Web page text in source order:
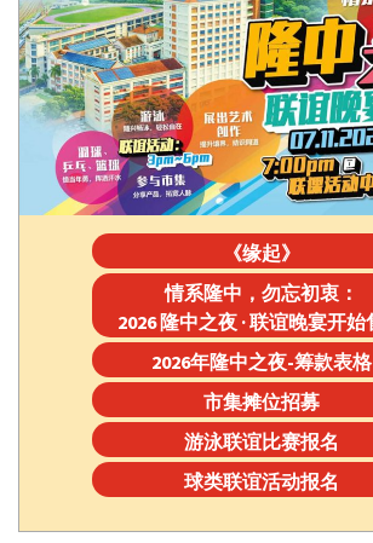
《缘起》
情系隆中，勿忘初衷：
2026 隆中之夜 · 联谊晚宴开始
2026年隆中之夜-筹款表格
市集摊位招募
游泳联谊比赛报名
球类联谊活动报名